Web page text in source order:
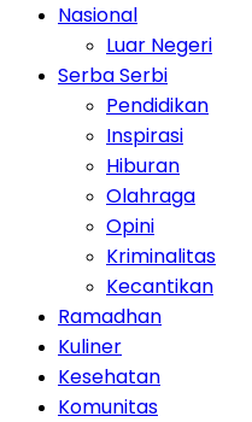
Nasional
Luar Negeri
Serba Serbi
Pendidikan
Inspirasi
Hiburan
Olahraga
Opini
Kriminalitas
Kecantikan
Ramadhan
Kuliner
Kesehatan
Komunitas